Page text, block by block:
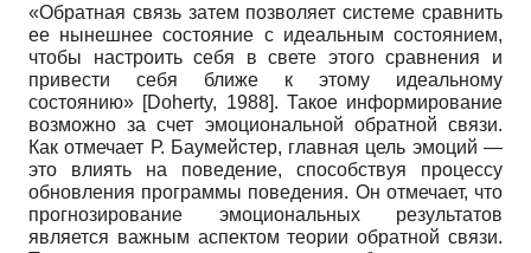
«Обратная связь затем позволяет системе сравнить
ее нынешнее состояние с идеальным состоянием,
чтобы настроить себя в свете этого сравнения и
привести себя ближе к этому идеальному
состоянию» [Doherty, 1988]. Такое информирование
возможно за счет эмоциональной обратной связи.
Как отмечает Р. Баумейстер, главная цель эмоций —
это влиять на поведение, способствуя процессу
обновления программы поведения. Он отмечает, что
прогнозирование эмоциональных результатов
является важным аспектом теории обратной связи.